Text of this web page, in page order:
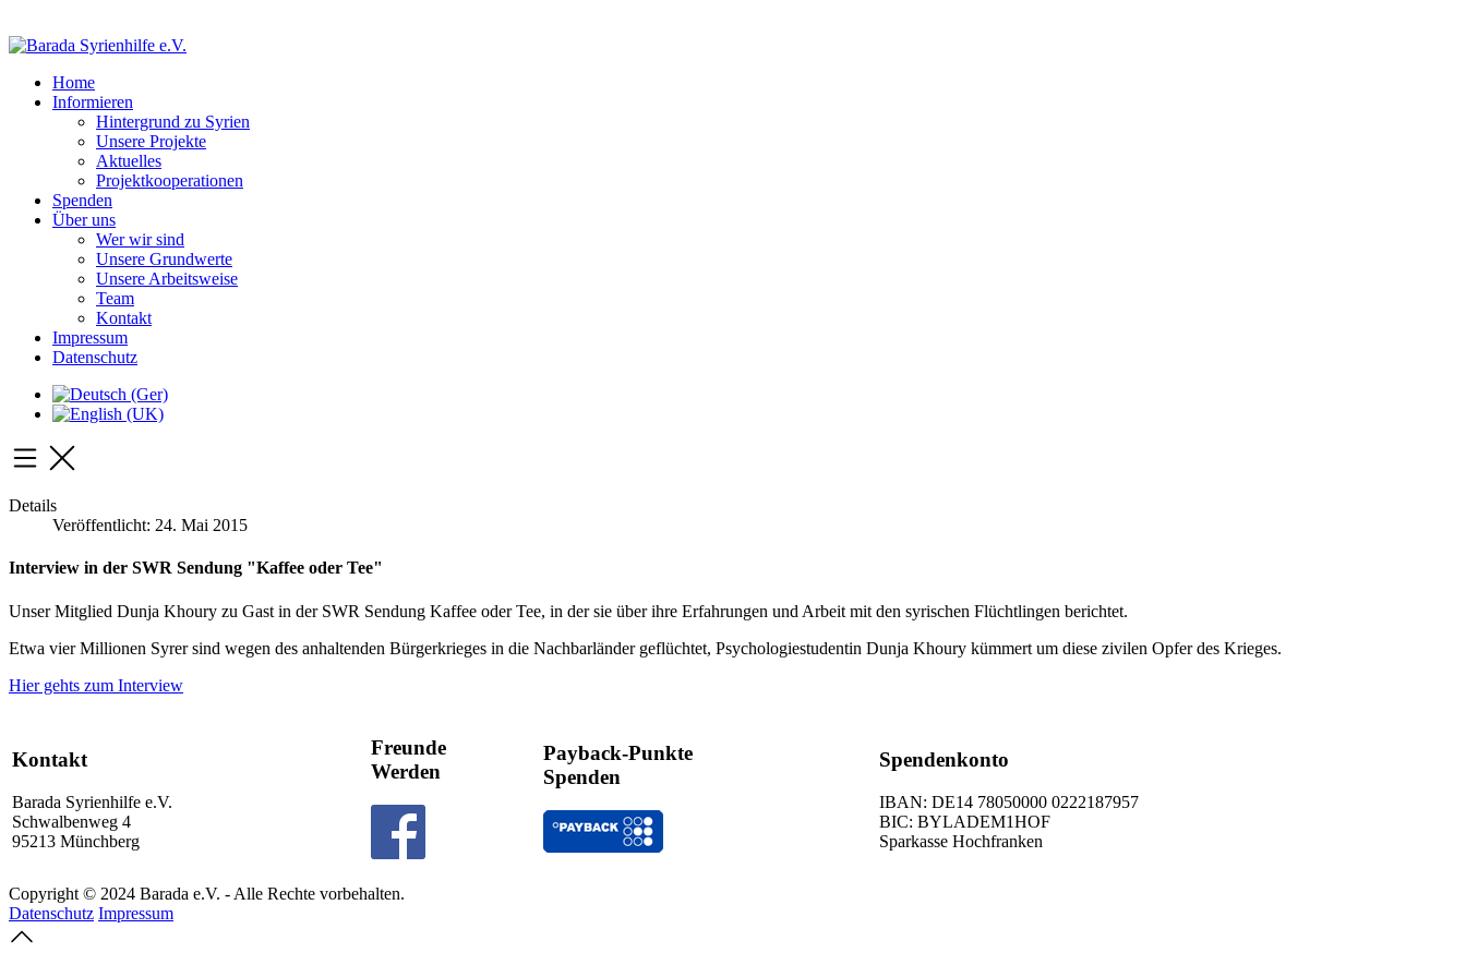
Home
Informieren
Hintergrund zu Syrien
Unsere Projekte
Aktuelles
Projektkooperationen
Spenden
Über uns
Wer wir sind
Unsere Grundwerte
Unsere Arbeitsweise
Team
Kontakt
Impressum
Datenschutz
Details
Veröffentlicht: 24. Mai 2015
Interview in der SWR Sendung "Kaffee oder Tee"
Unser Mitglied Dunja Khoury zu Gast in der SWR Sendung Kaffee oder Tee, in der sie über ihre Erfahrungen und Arbeit mit den syrischen Flüchtlingen berichtet.
Etwa vier Millionen Syrer sind wegen des anhaltenden Bürgerkrieges in die Nachbarländer geflüchtet, Psychologiestudentin Dunja Khoury kümmert um diese zivilen Opfer des Krieges.
Hier gehts zum Interview
Kontakt
Barada Syrienhilfe e.V.
Schwalbenweg 4
95213 Münchberg
Freunde
Werden
Payback-Punkte
Spenden
Spendenkonto
IBAN: DE14 78050000 0222187957
BIC: BYLADEM1HOF
Sparkasse Hochfranken
Copyright © 2024 Barada e.V. - Alle Rechte vorbehalten.
Datenschutz Impressum